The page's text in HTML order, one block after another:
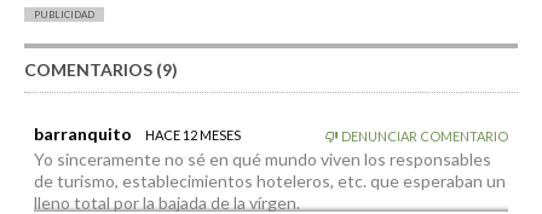
PUBLICIDAD
COMENTARIOS (9)
barranquito HACE 12 MESES DENUNCIAR COMENTARIO
Yo sinceramente no sé en qué mundo viven los responsables
de turismo, establecimientos hoteleros, etc. que esperaban un
lleno total por la bajada de la vírgen.